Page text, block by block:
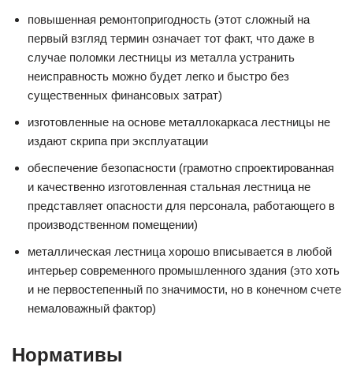
повышенная ремонтопригодность (этот сложный на
первый взгляд термин означает тот факт, что даже в
случае поломки лестницы из металла устранить
неисправность можно будет легко и быстро без
существенных финансовых затрат)
изготовленные на основе металлокаркаса лестницы не
издают скрипа при эксплуатации
обеспечение безопасности (грамотно спроектированная
и качественно изготовленная стальная лестница не
представляет опасности для персонала, работающего в
производственном помещении)
металлическая лестница хорошо вписывается в любой
интерьер современного промышленного здания (это хоть
и не первостепенный по значимости, но в конечном счете
немаловажный фактор)
Нормативы